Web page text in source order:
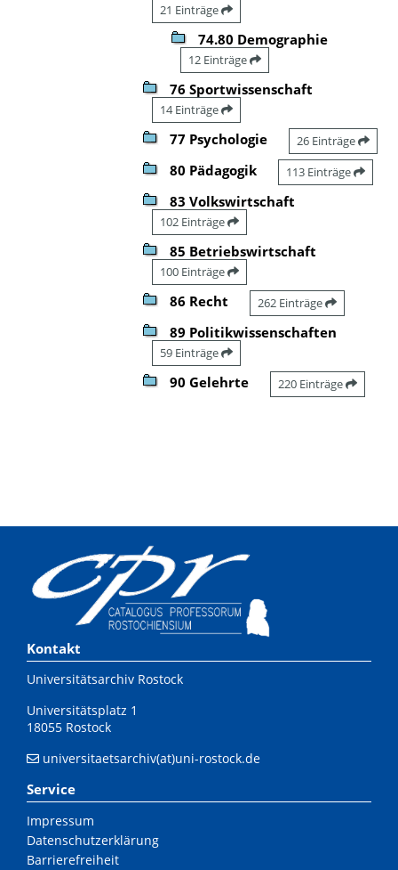
21 Einträge
74.80 Demographie
12 Einträge
76 Sportwissenschaft
14 Einträge
77 Psychologie 26 Einträge
80 Pädagogik 113 Einträge
83 Volkswirtschaft
102 Einträge
85 Betriebswirtschaft
100 Einträge
86 Recht 262 Einträge
89 Politikwissenschaften
59 Einträge
90 Gelehrte 220 Einträge
Kontakt
Universitätsarchiv Rostock
Universitätsplatz 1
18055 Rostock
universitaetsarchiv(at)uni-rostock.de
Service
Impressum
Datenschutzerklärung
Barrierefreiheit